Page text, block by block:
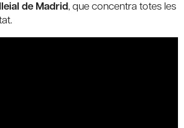
de Madrid, que concentra totes les